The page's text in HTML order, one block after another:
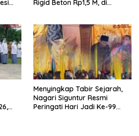
Rigid Beton Rp1,5 M, di
Kasih
Menyingkap Tabir Sejarah,
Nagari Siguntur Resmi
Peringati Hari Jadi Ke-99